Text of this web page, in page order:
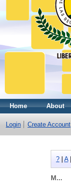
Home About
Login Create Account
? A|
M...